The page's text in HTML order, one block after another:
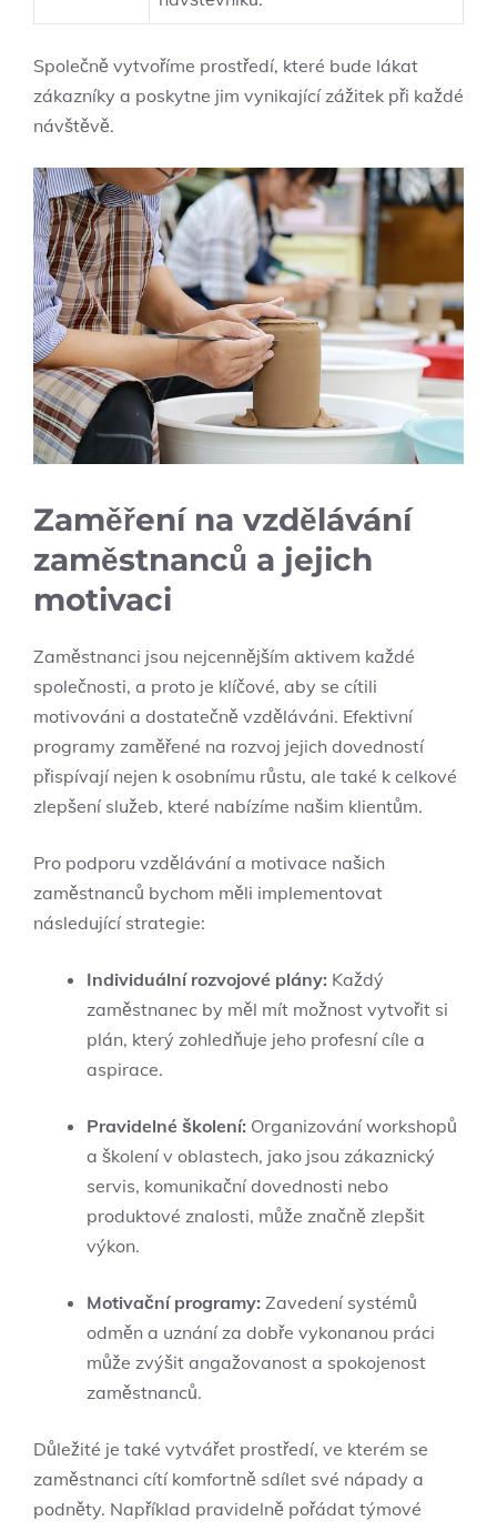
Společně vytvoříme prostředí, které bude lákat
zákazníky a poskytne jim vynikající zážitek při každé
návštěvě.
Zaměření na vzdělávání
zaměstnanců a jejich
motivaci
Zaměstnanci jsou nejcennějším aktivem každé
společnosti, a proto je klíčové, aby se cítili
motivováni a dostatečně vzděláváni. Efektivní
programy zaměřené na rozvoj jejich dovedností
přispívají nejen k osobnímu růstu, ale také k celkové
zlepšení služeb, které nabízíme našim klientům.
Pro podporu vzdělávání a motivace našich
zaměstnanců bychom měli implementovat
následující strategie:
Individuální rozvojové plány: Každý
zaměstnanec by měl mít možnost vytvořit si
plán, který zohledňuje jeho profesní cíle a
aspirace.
Pravidelné školení: Organizování workshopů
a školení v oblastech, jako jsou zákaznický
servis, komunikační dovednosti nebo
produktové znalosti, může značně zlepšit
výkon.
Motivační programy: Zavedení systémů
odměn a uznání za dobře vykonanou práci
může zvýšit angažovanost a spokojenost
zaměstnanců.
Důležité je také vytvářet prostředí, ve kterém se
zaměstnanci cítí komfortně sdílet své nápady a
podněty. Například pravidelně pořádat týmové